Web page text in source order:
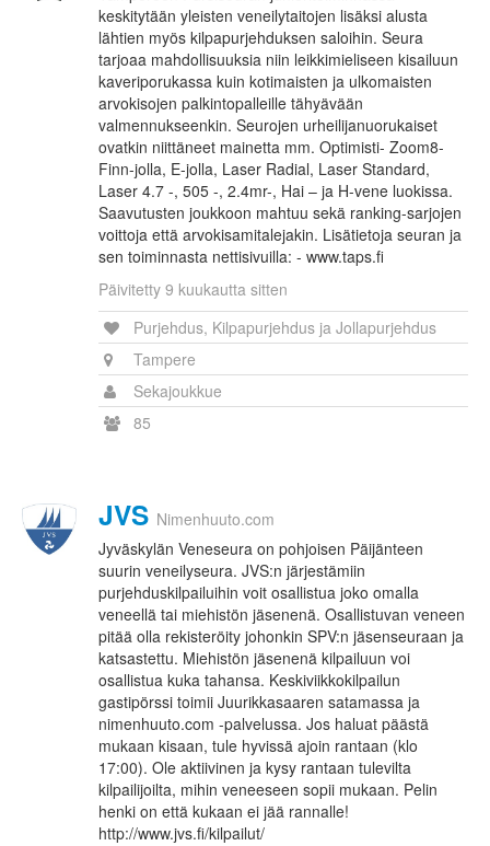
keskitytään yleisten veneilytaitojen lisäksi alusta
lähtien myös kilpapurjehduksen saloihin. Seura
tarjoaa mahdollisuuksia niin leikkimieliseen kisailuun
kaveriporukassa kuin kotimaisten ja ulkomaisten
arvokisojen palkintopalleille tähyävään
valmennukseenkin. Seurojen urheilijanuorukaiset
ovatkin niittäneet mainetta mm. Optimisti- Zoom8-
Finn-jolla, E-jolla, Laser Radial, Laser Standard,
Laser 4.7 -, 505 -, 2.4mr-, Hai – ja H-vene luokissa.
Saavutusten joukkoon mahtuu sekä ranking-sarjojen
voittoja että arvokisamitalejakin. Lisätietoja seuran ja
sen toiminnasta nettisivuilla: - www.taps.fi
Päivitetty 9 kuukautta sitten
Purjehdus, Kilpapurjehdus ja Jollapurjehdus
Tampere
Sekajoukkue
85
JVS Nimenhuuto.com
Jyväskylän Veneseura on pohjoisen Päijänteen
suurin veneilyseura. JVS:n järjestämiin
purjehduskilpailuihin voit osallistua joko omalla
veneellä tai miehistön jäsenenä. Osallistuvan veneen
pitää olla rekisteröity johonkin SPV:n jäsenseuraan ja
katsastettu. Miehistön jäsenenä kilpailuun voi
osallistua kuka tahansa. Keskiviikkokilpailun
gastipörssi toimii Juurikkasaaren satamassa ja
nimenhuuto.com -palvelussa. Jos haluat päästä
mukaan kisaan, tule hyvissä ajoin rantaan (klo
17:00). Ole aktiivinen ja kysy rantaan tulevilta
kilpailijoilta, mihin veneeseen sopii mukaan. Pelin
henki on että kukaan ei jää rannalle!
http://www.jvs.fi/kilpailut/